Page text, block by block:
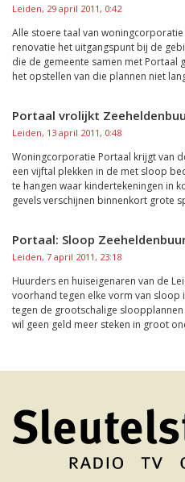
Leiden, 29 april 2011, 0:42
Alle stoere taal van
renovatie het uitgangspunt bij de
die de gemeente samen met Portaal
het opstellen van die plannen niet
Portaal vrolijkt
Leiden, 13 april 2011, 0:48
Woningcorporatie Portaal krijgt van
een vijftal plekken in de met sloop
te hangen waar kindertekeningen in
gevels verschijnen binnenkort grote
Portaal: Sloop
Leiden, 7 april 2011, 23:18
Huurders en huiseigenaren van de
voorhand tegen elke vorm van sloop
tegen de grootschalige
wil geen geld meer steken in groot